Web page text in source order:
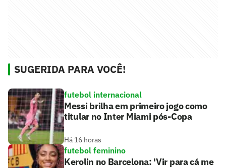
SUGERIDA PARA VOCÊ!
futebol internacional
Messi brilha em primeiro jogo como
titular no Inter Miami pós-Copa
Há 16 horas
futebol feminino
Kerolin no Barcelona: 'Vir para cá me